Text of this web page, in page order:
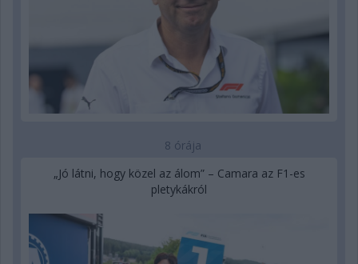
8 órája
„Jó látni, hogy közel az álom” – Camara az F1-es
pletykákról